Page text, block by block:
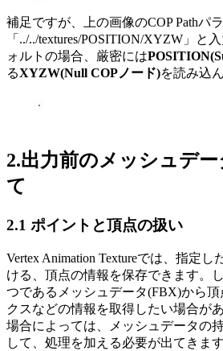
補足ですが、上の画像のCOP Pathパ
「../../textures/POSITION/XYZW」と
ォルトの場合、厳密には
るXYZW(Null COPノード)を読み込
2.出力前のメッシュデ
て
2.1 ポイントと頂点の扱い
Vertex Animation Textureでは、指定
ける、頂点の情報を保存できます。
つであるメッシュデータ(FBX)から
クスなどの情報を取得したい場合があ
場合によっては、メッシュデータの
して、処理を加える必要が出てきます